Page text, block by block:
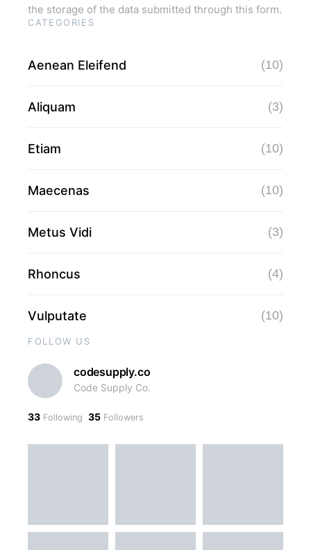
the storage of the data submitted through this form.
CATEGORIES
Aenean Eleifend (10)
Aliquam (3)
Etiam (10)
Maecenas (10)
Metus Vidi (3)
Rhoncus (4)
Vulputate (10)
FOLLOW US
codesupply.co
Code Supply Co.
33 Following 35 Followers